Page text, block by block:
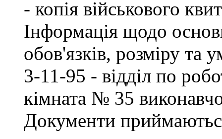
- копія військового
Інформація щодо
обов'язків, розміру та
3-11-95 - відділ по
кімната № 35
Документи